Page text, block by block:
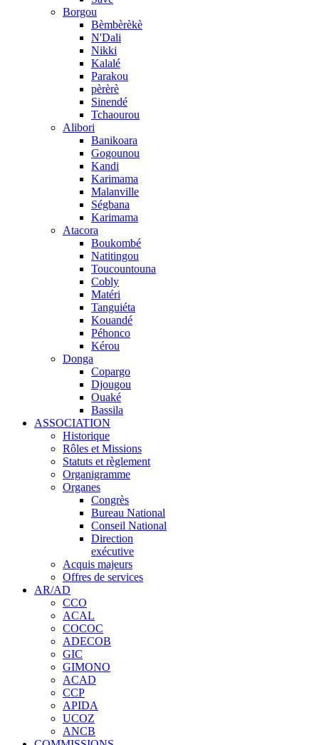
Borgou
Bèmbèrèkè
N'Dali
Nikki
Kalalé
Parakou
pèrèrè
Sinendé
Tchaourou
Alibori
Banikoara
Gogounou
Kandi
Karimama
Malanville
Ségbana
Karimama
Atacora
Boukombé
Natitingou
Toucountouna
Cobly
Matéri
Tanguiéta
Kouandé
Péhonco
Kérou
Donga
Copargo
Djougou
Ouaké
Bassila
ASSOCIATION
Historique
Rôles et Missions
Statuts et règlement
Organigramme
Organes
Congrès
Bureau National
Conseil National
Direction
exécutive
Acquis majeurs
Offres de services
AR/AD
CCO
ACAL
COCOC
ADECOB
GIC
GIMONO
ACAD
CCP
APIDA
UCOZ
ANCB